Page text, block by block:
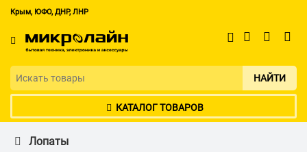
Крым, ЮФО, ДНР, ЛНР
НАЙТИ
КАТАЛОГ ТОВАРОВ
Лопаты